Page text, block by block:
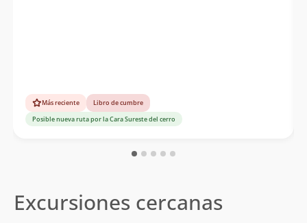
Más reciente
Libro de cumbre
Posible nueva ruta por la Cara Sureste del cerro
Excursiones cercanas